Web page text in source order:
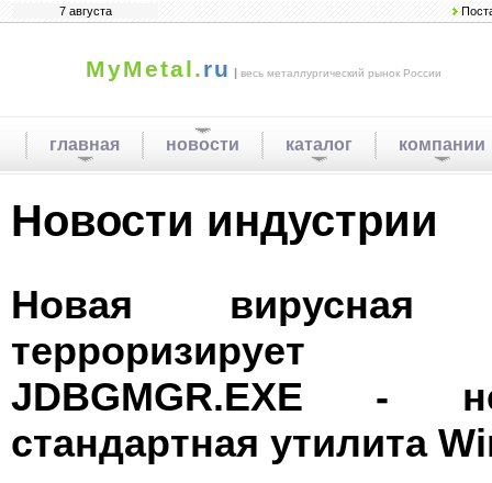
7 августа
MyMetal.ru | весь металлургический рынок России
главная новости каталог компании
Новости индустрии
Новая вирусная
терроризирует
JDBGMGR.EXE -
стандартная утилита